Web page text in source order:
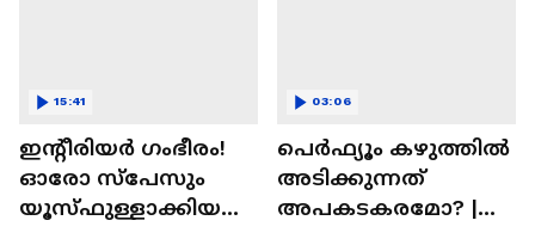
ഇന്റീരിയർ ഗംഭീരം!
ഓരോ സ്‌പേസും
യൂസ്ഫുള്ളാക്കിയ
15:41
പെർഫ്യൂം കഴുത്തിൽ
അടിക്കുന്നത്
അപകടകരമോ? |
03:06